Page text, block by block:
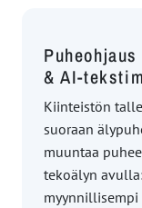
& AI-
Kiinteistön
suoraan
muuntaa
tekoälyn